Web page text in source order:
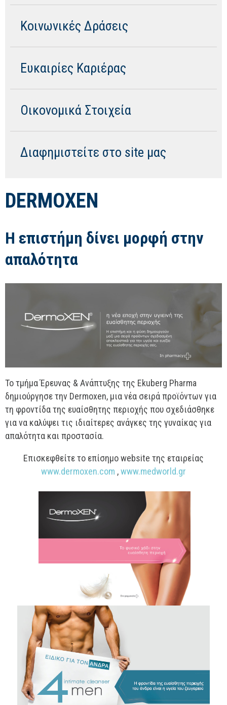
Κοινωνικές Δράσεις
Ευκαιρίες Καριέρας
Οικονομικά Στοιχεία
Διαφημιστείτε στο site μας
DERMOXEN
Η επιστήμη δίνει μορφή στην
απαλότητα
Το τμήμα Έρευνας & Ανάπτυξης της Ekuberg Pharma
δημιούργησε την Dermoxen, μια νέα σειρά προϊόντων για
τη φροντίδα της ευαίσθητης περιοχής που σχεδιάσθηκε
για να καλύψει τις ιδιαίτερες ανάγκες της γυναίκας για
απαλότητα και προστασία.
Επισκεφθείτε το επίσημο website της εταιρείας
www.dermoxen.com ,www.medworld.gr